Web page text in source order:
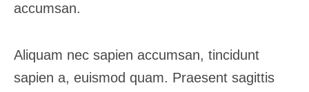
accumsan.
Aliquam nec sapien accumsan, tincidunt
sapien a, euismod quam. Praesent sagittis